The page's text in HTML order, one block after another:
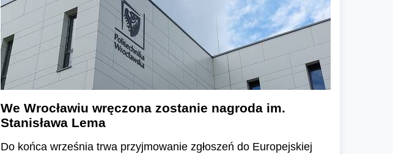
We Wrocławiu wręczona zostanie nagroda im.
Stanisława Lema
Do końca września trwa przyjmowanie zgłoszeń do Europejskiej